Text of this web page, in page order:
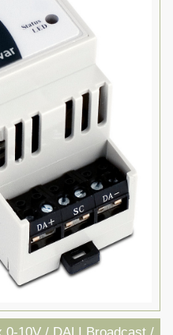
0-10V / DALI Broadcast /